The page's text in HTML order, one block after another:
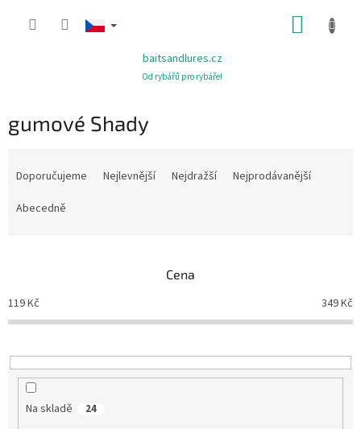
baitsandlures.cz
Od rybářů pro rybáře!
gumové Shady
o
d
k
t
Doporučujeme Nejlevnější Nejdražší
Nejprodávanější
Abecedně
Cena
119Kč 349Kč
Na skladě 24